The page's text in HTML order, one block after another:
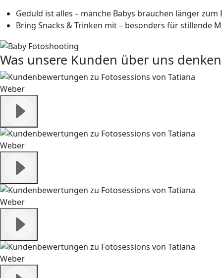
Geduld ist alles – manche Babys brauchen länger zum
Bring Snacks & Trinken mit– besonders für stillende
Was unsere Kunden über uns denken